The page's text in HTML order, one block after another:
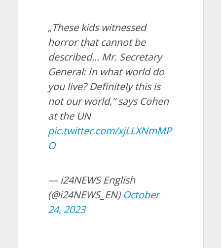
„These kids witnessed
horror that cannot be
described… Mr. Secretary
General: In what world do
you live? Definitely this is
not our world,“ says Cohen
at the UN
pic.twitter.com/xjLLXNmMP
O
— i24NEWS English
(@i24NEWS_EN) October
24, 2023